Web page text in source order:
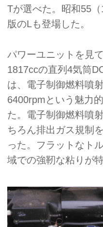
Tが選べた。昭和55
版のLも登場した。
パワーユニットを見
1817ccの直列4気筒
は、電子制御燃料噴
6400rpmという魅力
た。電子制御燃料噴
ちろん排出ガス規制
った。フラットなト
域での強靭な粘りが